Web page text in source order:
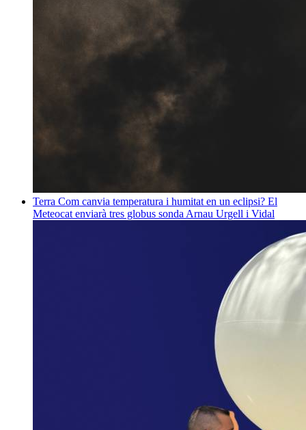
Terra Com canvia temperatura i humitat en un eclipsi? El
Meteocat enviarà tres globus sonda Arnau Urgell i Vidal